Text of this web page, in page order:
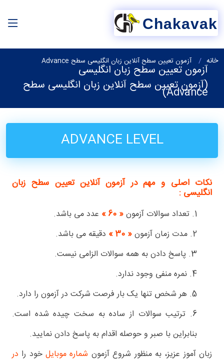
Chakavak
خانه آزمون تعیین سطح آنلاین زبان انگلیسی سطح Advance
آزمون تعیین سطح زبان انگلیسی
(آزمون تعیین سطح آنلاین زبان انگلیسی سطح
Advance)
ADVANCE LEVEL
نکات اصلی و مهم در آزمون آنلاین تعیین سطح زبان
انگلیسی :
1. تعداد سوالات آزمون « 60 »
عدد می باشد.
2. مدت زمان آزمون
« 30 »
دقیقه می باشد.
3. پاسخ دادن به همه سوالات الزامی نیست.
4. نمره منفی وجود ندارد.
5. هر شخص تنها یک بار فرصت شرکت در آزمون را دارد.
6. ترتیب سوالات از ساده به سخت چیده شده است.
بنابراین با صبر و حوصله اقدام به پاسخ دادن نمایید.
زبان آموز عزیز، به منظور شروع آزمون شماره موبایلخود را در